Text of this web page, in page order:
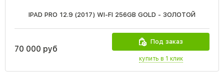
IPAD PRO 12.9 (2017) WI-FI 256GB GOLD - ЗОЛОТОЙ
70 000 руб
Под заказ
купить в 1 клик